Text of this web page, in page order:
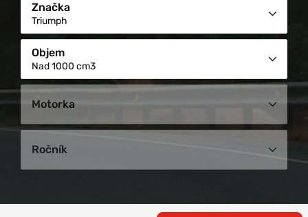
Značka
Triumph
Objem
Nad 1000 cm3
Motorka
Ročník